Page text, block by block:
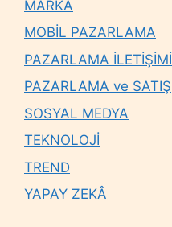
MARKA
MOBİL PAZARLAMA
PAZARLAMA İLETİŞİMİ
PAZARLAMA ve SATIŞ
SOSYAL MEDYA
TEKNOLOJİ
TREND
YAPAY ZEKÂ